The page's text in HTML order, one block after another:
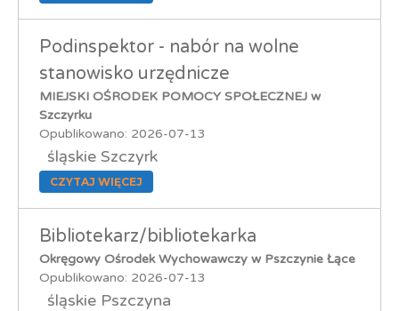
Podinspektor - nabór na wolne
stanowisko urzędnicze
MIEJSKI OŚRODEK POMOCY SPOŁECZNEJ w
Szczyrku
Opublikowano: 2026-07-13
śląskie Szczyrk
CZYTAJ WIĘCEJ
Bibliotekarz/bibliotekarka
Okręgowy Ośrodek Wychowawczy w Pszczynie Łące
Opublikowano: 2026-07-13
śląskie Pszczyna